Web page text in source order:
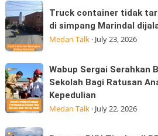
Datuk
Kabu,
Pasar
Tidak
Boleh
Hangus:
Sudah
Membayar
MK
Truck
container
tidak
tarik
pada
saat
tanjakan
di
Marindal
Truck container tidak
di simpang Marindal
Medan Talk· July 23, 2026
Wabup
Sergai
Serahkan
Bantuan
Perlengkapan
Wabup Sergai Serahkan
Sekolah Bagi Ratusan
Kepedulian
Medan Talk· July 22, 2026